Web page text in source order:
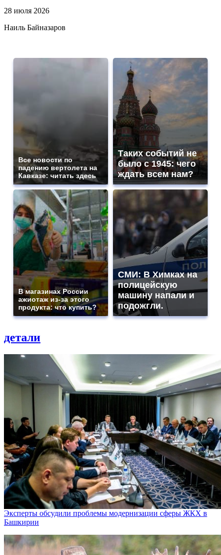
28 июля 2026
Наиль Байназаров
Все новости по
падению вертолета на
Кавказе: читать здесь
Таких событий не
было с 1945: чего
ждать всем нам?
В магазинах России
ажиотаж из-за этого
продукта: что купить?
СМИ: В Химках на
полицейскую
машину напали и
подожгли.
детали
Эксперты обсудили проблемы модернизации сферы ЖКХ в
Башкирии